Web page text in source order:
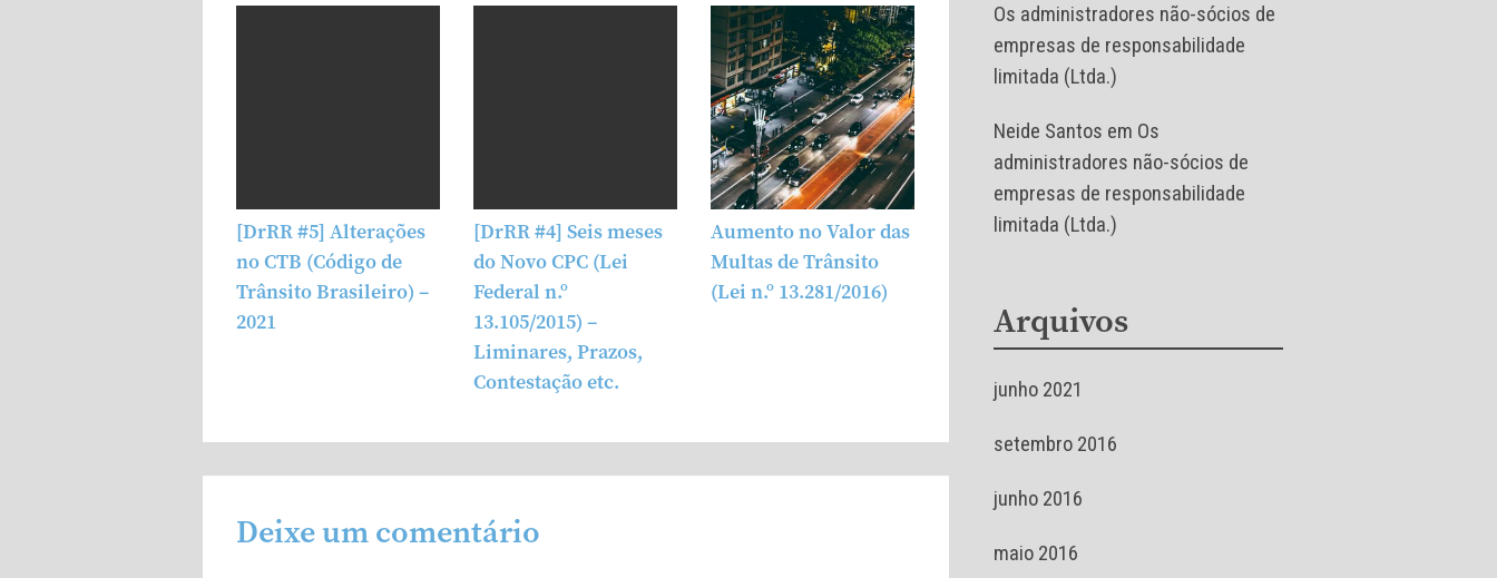
[DrRR #5] Alterações
no CTB (Código de
Trânsito Brasileiro) –
2021
[DrRR #4] Seis meses
do Novo CPC (Lei
Federal n.º
13.105/2015) –
Liminares, Prazos,
Contestação etc.
Aumento no Valor das
Multas de Trânsito
(Lei n.º 13.281/2016)
Deixe um comentário
Os administradores não-sócios de
empresas de responsabilidade
limitada (Ltda.)
Neide Santos em Os
administradores não-sócios de
empresas de responsabilidade
limitada (Ltda.)
Arquivos
junho 2021
setembro 2016
junho 2016
maio 2016